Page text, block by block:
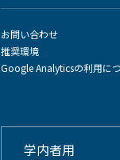
お問い合わせ
推奨環境
Google Analyticsの利用に
学内者用